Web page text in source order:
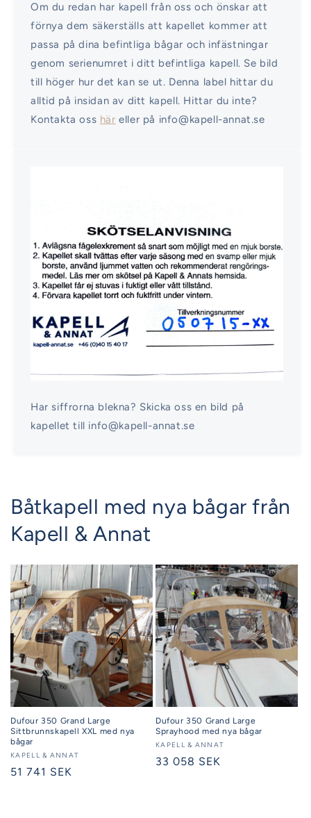
Om du redan har kapell från oss och önskar att
förnya dem säkerställs att kapellet kommer att
passa på dina befintliga bågar och infästningar
genom serienumret i ditt befintliga kapell. Se bild
till höger hur det kan se ut. Denna label hittar du
alltid på insidan av ditt kapell. Hittar du inte?
Kontakta oss här eller på info@kapell-annat.se
Har siffrorna blekna? Skicka oss en bild på
kapellet till info@kapell-annat.se
Båtkapell med nya bågar från
Kapell & Annat
Dufour 350 Grand Large
Sittbrunnskapell XXL med nya
bågar
Säljare:
KAPELL & ANNAT
Ordinarie
51 741 SEK
Dufour 350 Grand Large
Sprayhood med nya bågar
Säljare:
KAPELL & ANNAT
Ordinarie
33 058 SEK